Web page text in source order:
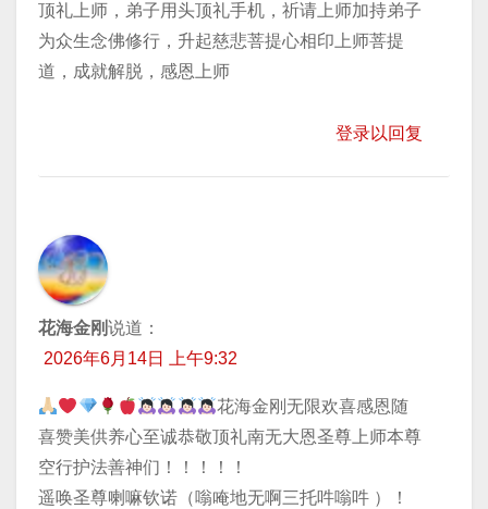
顶礼上师，弟子用头顶礼手机，祈请上师加持弟子
为众生念佛修行，升起慈悲菩提心相印上师菩提
道，成就解脱，感恩上师
登录以回复
花海金刚说道：
2026年6月14日 上午9:32
花海金刚无限欢喜感恩随
喜赞美供养心至诚恭敬顶礼南无大恩圣尊上师本尊
空行护法善神们！！！！！
遥唤圣尊喇嘛钦诺（嗡唵地无啊三托吽嗡吽 ）！